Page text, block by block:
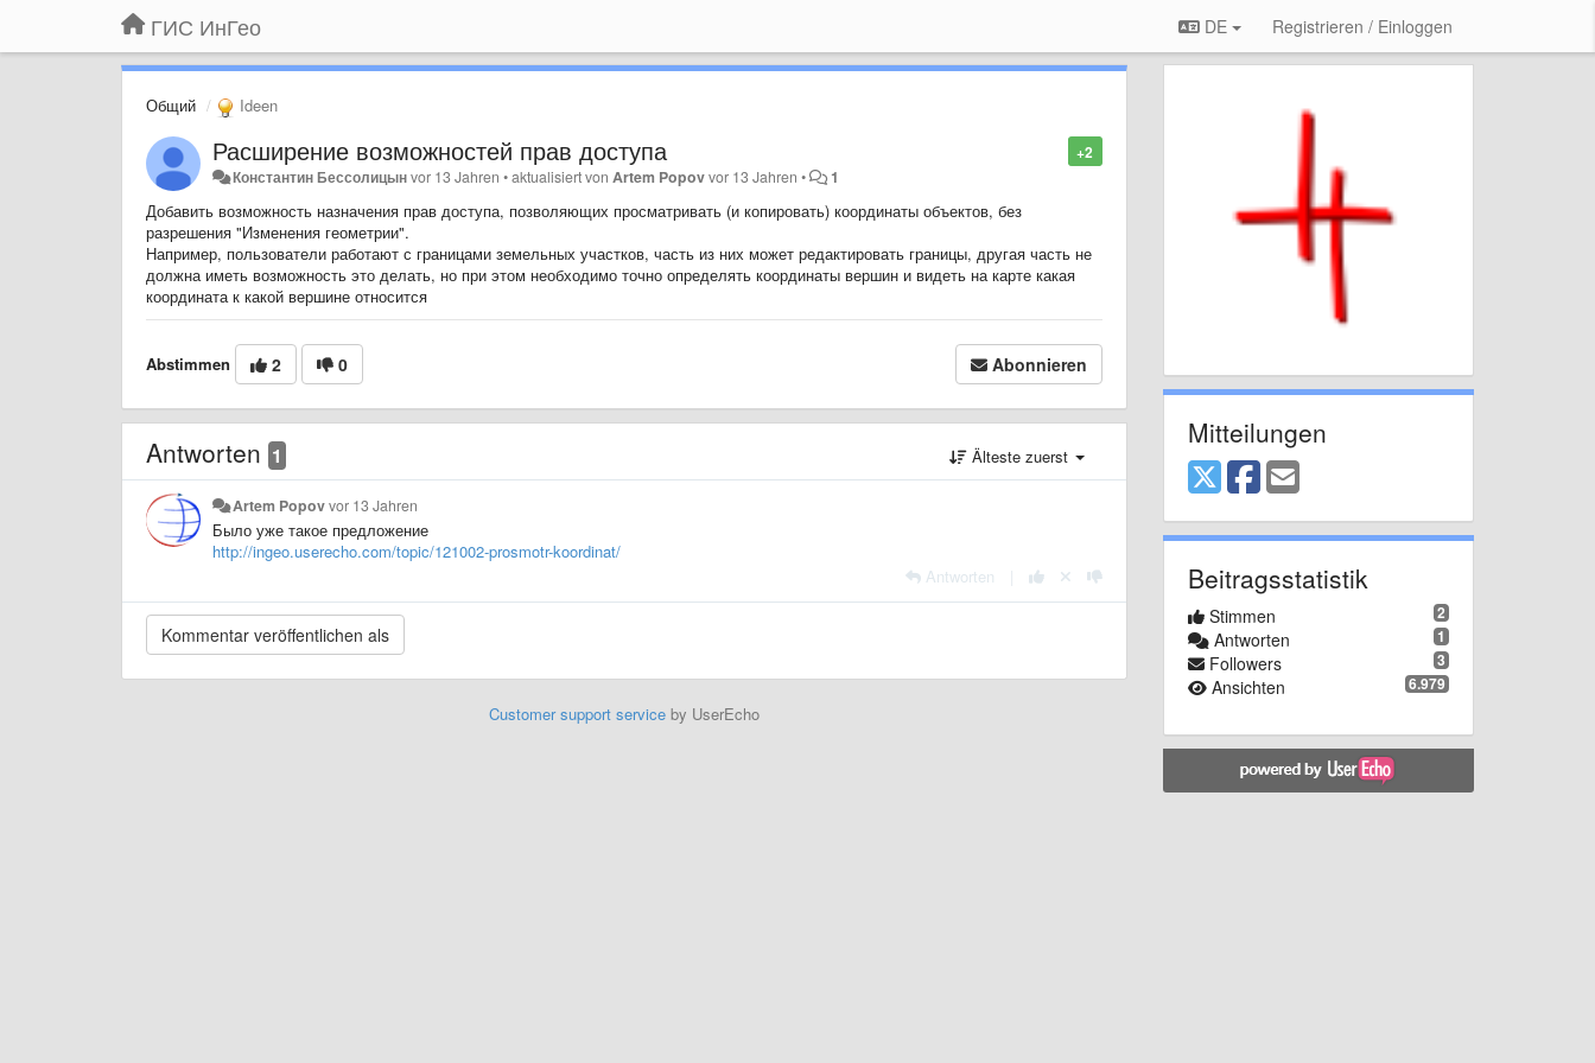
ГИС ИнГео DE Registrieren / Einloggen
Общий Ideen
+2
Расширение возможностей прав доступа
Константин Бессолицынvor 13 Jahren •aktualisiert von Artem Popovvor 13 Jahren • 1
Добавить возможность назначения прав доступа, позволяющих просматривать (и копировать) координаты объектов, без
разрешения "Изменения геометрии".
Например, пользователи работают с границами земельных участков, часть из них может редактировать границы, другая часть не
должна иметь возможность это делать, но при этом необходимо точно определять координаты вершин и видеть на карте какая
координата к какой вершине относится
Abstimmen 2 0 Abonnieren
Antworten 1 Älteste zuerst
Artem Popovvor 13 Jahren
Было уже такое предложение
http://ingeo.userecho.com/topic/121002-prosmotr-koordinat/
Antworten
Customer support serviceby UserEcho
Mitteilungen
Beitragsstatistik
2
Stimmen
1
Antworten
3
Followers
6.979
Ansichten